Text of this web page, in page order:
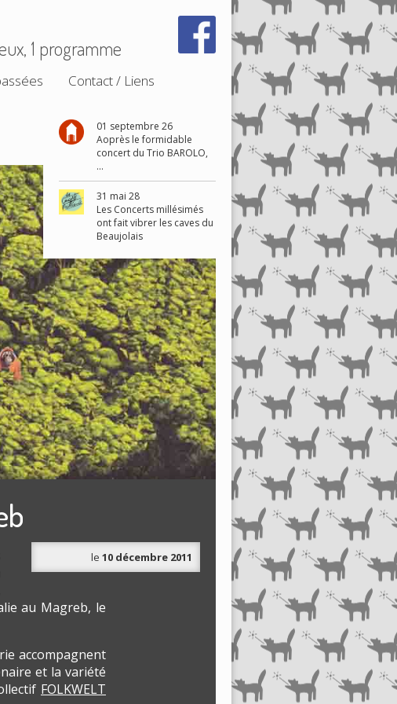
1 programme
Contact / Liens
01 septembre 26
Aoprès le formidable
concert du Trio BAROLO,
...
31 mai 28
Les Concerts millésimés
ont fait vibrer les caves du
Beaujolais
le 10 décembre 2011
au Magreb, le
accompagnent
et la variété
FOLKWELT